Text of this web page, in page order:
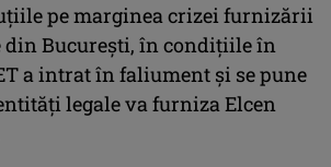
pe marginea crizei furnizării
din Bucureşti, în condiţiile în
a intrat în faliument şi se pune
legale va furniza Elcen